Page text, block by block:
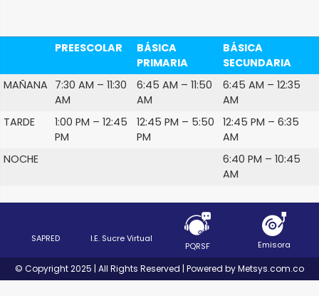
PREESCOLAR
BÁSICA
PRIMARIA
BÁSICA
SECUNDARIA
MAÑANA 7:30 AM – 11:30
AM
6:45 AM – 11:50
AM
6:45 AM – 12:35
AM
TARDE
1:00 PM – 12:45
PM
12:45 PM – 5:50
PM
12:45 PM – 6:35
AM
NOCHE
6:40 PM – 10:45
AM
SAPRED I.E. Sucre Virtual
PQRSF Emisora
© Copyright 2025 | All Rights Reserved | Powered by Metsys.com.co